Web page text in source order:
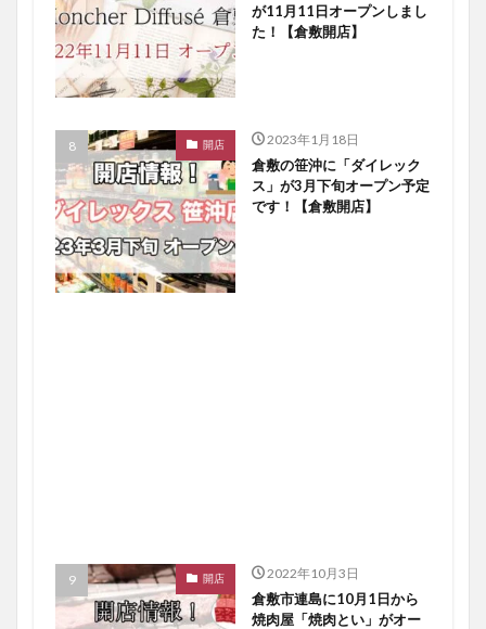
が11月11日オープンしまし
た！【倉敷開店】
開店 2023年1月18日
倉敷の笹沖に「ダイレック
ス」が3月下旬オープン予定
です！【倉敷開店】
開店 2022年10月3日
倉敷市連島に10月1日から
焼肉屋「焼肉とい」がオー